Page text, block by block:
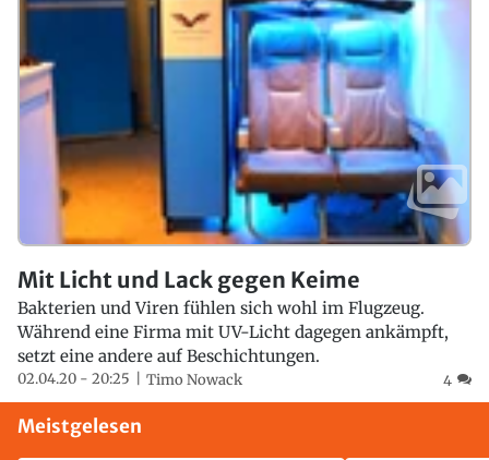
Mit Licht und Lack gegen Keime
Bakterien und Viren fühlen sich wohl im Flugzeug.
Während eine Firma mit UV-Licht dagegen ankämpft,
setzt eine andere auf Beschichtungen.
02.04.20 - 20:25 Timo Nowack 4
Meistgelesen